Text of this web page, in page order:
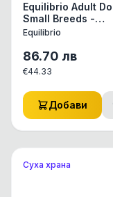
Equilibrio Adult
Small Breeds -
Пълноценна
дребни и мини
породи 7.5 кг
Equilibrio
86.70 лв
€44.33
Добави
Суха храна